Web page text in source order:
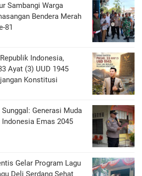
Sambangi Warga
Bendera Merah
81
Indonesia,
Ayat (3) UUD 1945
Konstitusi
Generasi Muda
Emas 2045
Gelar Program Lagu
Deli Serdang Sehat